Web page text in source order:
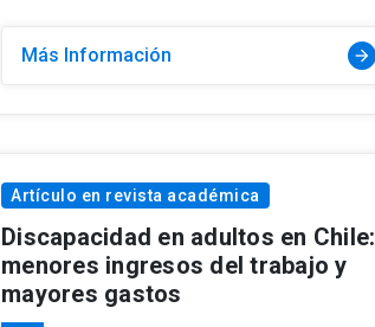
Más Información arrow_forward
Artículo en revista académica
Discapacidad en adultos en Chile:
menores ingresos del trabajo y
mayores gastos